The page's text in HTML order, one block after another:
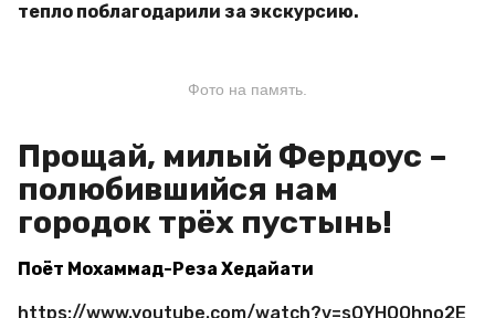
тепло поблагодарили за экскурсию.
Фото на память.
Прощай, милый Фердоус –
полюбившийся нам
городок трёх пустынь!
Поёт Мохаммад-Реза Хедайати
https://www.youtube.com/watch?v=sOYHOOhno2E